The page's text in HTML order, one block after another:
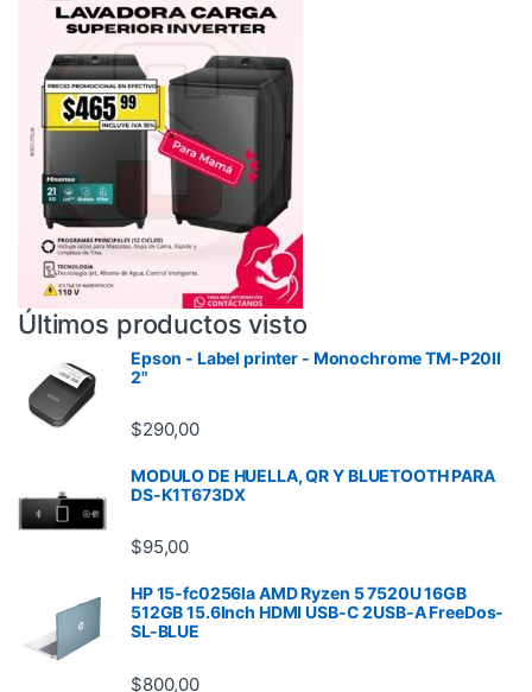
Últimos productos visto
Epson - Label printer - Monochrome TM-P20II
2"
$290,00
MODULO DE HUELLA, QR Y BLUETOOTH PARA
DS-K1T673DX
$95,00
HP 15-fc0256la AMD Ryzen 5 7520U 16GB
512GB 15.6Inch HDMI USB-C 2USB-A FreeDos-
SL-BLUE
$800,00